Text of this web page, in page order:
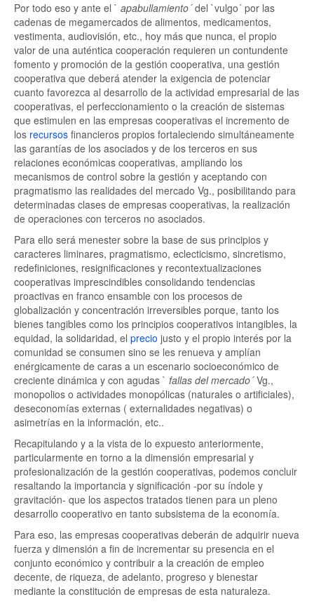
Por todo eso y ante el ` apabullamiento´del `vulgo´ por las
cadenas de megamercados de alimentos, medicamentos,
vestimenta, audiovisión, etc., hoy más que nunca, el propio
valor de una auténtica cooperación requieren un contundente
fomento y promoción de la gestión cooperativa, una gestión
cooperativa que deberá atender la exigencia de potenciar
cuanto favorezca al desarrollo de la actividad empresarial de las
cooperativas, el perfeccionamiento o la creación de sistemas
que estimulen en las empresas cooperativas el incremento de
los recursos financieros propios fortaleciendo simultáneamente
las garantías de los asociados y de los terceros en sus
relaciones económicas cooperativas, ampliando los
mecanismos de control sobre la gestión y aceptando con
pragmatismo las realidades del mercado Vg., posibilitando para
determinadas clases de empresas cooperativas, la realización
de operaciones con terceros no asociados.
Para ello será menester sobre la base de sus principios y
caracteres liminares, pragmatismo, eclecticismo, sincretismo,
redefiniciones, resignificaciones y recontextualizaciones
cooperativas imprescindibles consolidando tendencias
proactivas en franco ensamble con los procesos de
globalización y concentración irreversibles porque, tanto los
bienes tangibles como los principios cooperativos intangibles, la
equidad, la solidaridad, el precio justo y el propio interés por la
comunidad se consumen sino se les renueva y amplían
enérgicamente de caras a un escenario socioeconómico de
creciente dinámica y con agudas ` fallas del mercado´Vg.,
monopolios o actividades monopólicas (naturales o artificiales),
deseconomías externas ( externalidades negativas) o
asimetrías en la información, etc..
Recapitulando y a la vista de lo expuesto anteriormente,
particularmente en torno a la dimensión empresarial y
profesionalización de la gestión cooperativas, podemos concluir
resaltando la importancia y significación -por su índole y
gravitación- que los aspectos tratados tienen para un pleno
desarrollo cooperativo en tanto subsistema de la economía.
Para eso, las empresas cooperativas deberán de adquirir nueva
fuerza y dimensión a fin de incrementar su presencia en el
conjunto económico y contribuir a la creación de empleo
decente, de riqueza, de adelanto, progreso y bienestar
mediante la constitución de empresas de esta naturaleza.